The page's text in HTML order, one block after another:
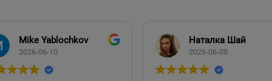
Mike Yablochkov
2026-06-10
Наталка Шай
2026-06-05